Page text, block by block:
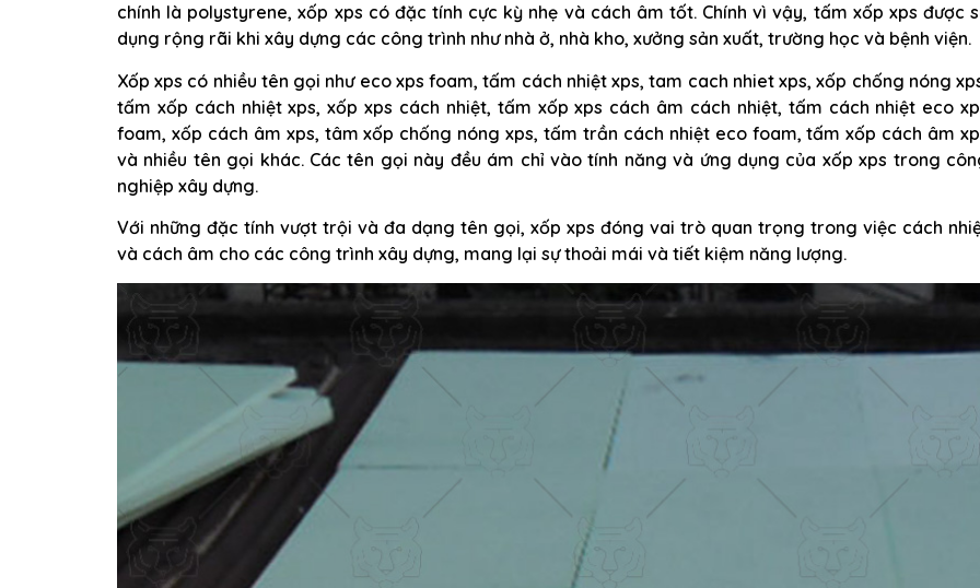
chính là polystyrene, xốp xps có đặc tính cực kỳ nhẹ và cách âm tốt. Chính vì vậy, tấm xốp xps được
dụng rộng rãi khi xây dựng các công trình như nhà ở, nhà kho, xưởng sản xuất, trường học và bệnh viện.
Xốp xps có nhiều tên gọi như eco xps foam, tấm cách nhiệt xps, tam cach nhiet xps, xốp chống nóng
tấm xốp cách nhiệt xps, xốp xps cách nhiệt, tấm xốp xps cách âm cách nhiệt, tấm cách nhiệt eco
foam, xốp cách âm xps, tâm xốp chống nóng xps, tấm trần cách nhiệt eco foam, tấm xốp cách âm
và nhiều tên gọi khác. Các tên gọi này đều ám chỉ vào tính năng và ứng dụng của xốp xps trong
nghiệp xây dựng.
Với những đặc tính vượt trội và đa dạng tên gọi, xốp xps đóng vai trò quan trọng trong việc cách
và cách âm cho các công trình xây dựng, mang lại sự thoải mái và tiết kiệm năng lượng.